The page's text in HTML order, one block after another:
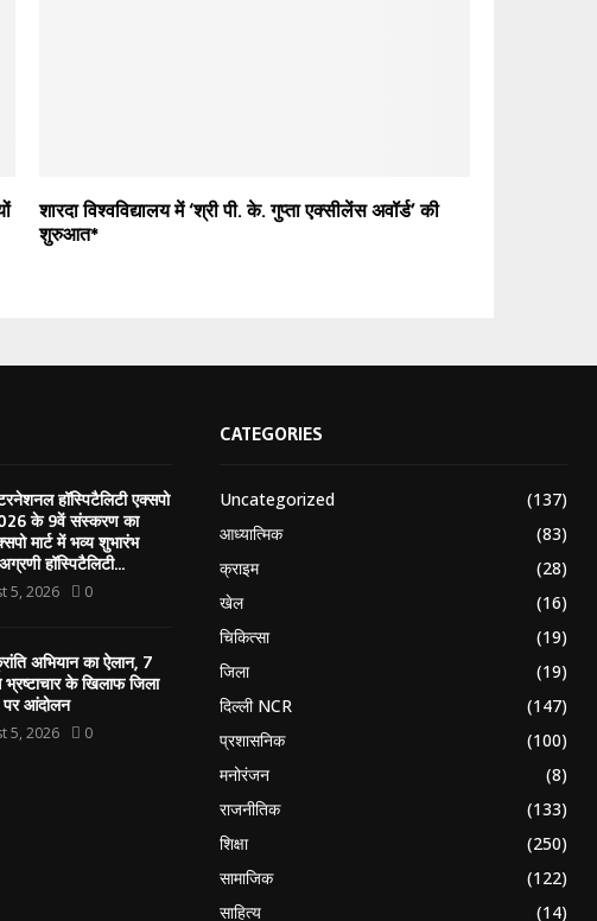
शारदा विश्वविद्यालय में ‘श्री पी. के. गुप्ता एक्सीलेंस अवॉर्ड’ की
शुरुआत*
हॉस्पिटैलिटी एक्सपो
के 9वें संस्करण का
मार्ट में भव्य शुभारंभ
हॉस्पिटैलिटी...
5, 2026 0
अभियान का ऐलान, 7
के खिलाफ जिला
पर आंदोलन
5, 2026 0
CATEGORIES
Uncategorized
(137)
आध्यात्मिक
(83)
क्राइम
(28)
खेल
(16)
चिकित्सा
(19)
जिला
(19)
दिल्ली NCR
(147)
प्रशासनिक
(100)
मनोरंजन
(8)
राजनीतिक
(133)
शिक्षा
(250)
सामाजिक
(122)
साहित्य
(14)